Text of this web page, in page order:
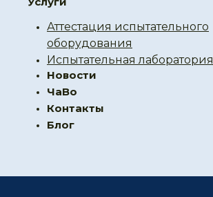
Аттестация испытательного
оборудования
Испытательная лаборатория
Новости
ЧаВо
Контакты
Блог